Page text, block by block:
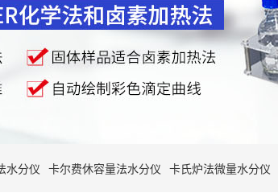
水分仪 卡尔费休容量法水分仪 卡氏炉法微量水分仪